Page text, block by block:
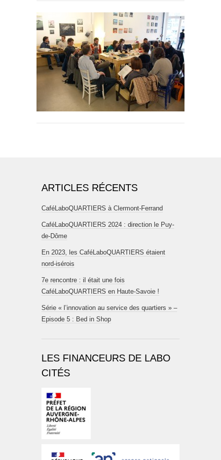
ARTICLES RÉCENTS
CaféLaboQUARTIERS à Clermont-Ferrand
CaféLaboQUARTIERS 2024 : direction le Puy-
de-Dôme
En 2023, les CaféLaboQUARTIERS étaient
nord-isérois
7e rencontre : il était une fois
CaféLaboQUARTIERS en Haute-Savoie !
Série « l’innovation au service des quartiers » –
Episode 5 : Bed in Shop
LES FINANCEURS DE LABO
CITÉS